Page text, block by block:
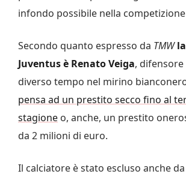
infondo possibile nella
Secondo quanto espresso da TMW
Juventus è Renato Veiga, difensore
diverso tempo nel mirino
pensa ad un prestito secco fino al
stagione o, anche, un prestito
da 2 milioni di euro.
Il calciatore è stato escluso anche